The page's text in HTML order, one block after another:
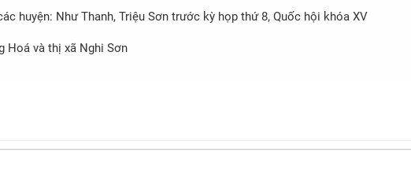
huyện: Như Thanh, Triệu Sơn trước kỳ họp thứ 8, Quốc hội khóa XV
Hoá và thị xã Nghi Sơn